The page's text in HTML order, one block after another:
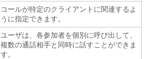
コールが特定のクライアントに関連するよ
うに指定できます。
ユーザは、各参加者を個別に呼び出して、
複数の通話相手と同時に話すことができま
す。